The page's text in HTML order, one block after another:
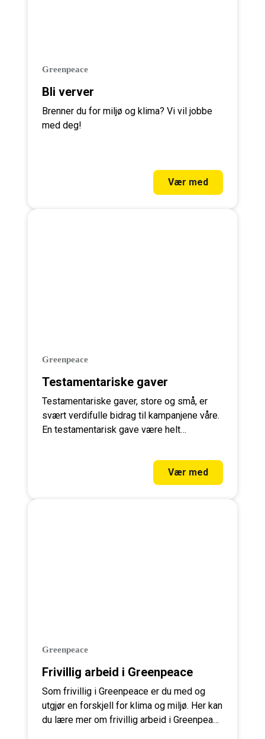
Greenpeace
Bli verver
Brenner du for miljø og klima? Vi vil jobbe
med deg!
Vær med
Greenpeace
Testamentariske gaver
Testamentariske gaver, store og små, er
svært verdifulle bidrag til kampanjene våre.
En testamentarisk gave være helt
Vær med
Greenpeace
Frivillig arbeid i Greenpeace
Som frivillig i Greenpeace er du med og
utgjør en forskjell for klima og miljø. Her kan
du lære mer om frivillig arbeid i Greenpeace